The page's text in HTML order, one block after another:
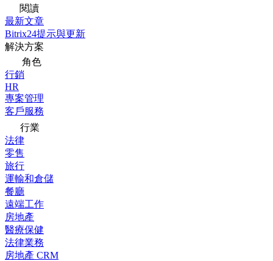
閱讀
最新文章
Bitrix24提示與更新
解決方案
角色
行銷
HR
專案管理
客戶服務
行業
法律
零售
旅行
運輸和倉儲
餐廳
遠端工作
房地產
醫療保健
法律業務
房地產 CRM